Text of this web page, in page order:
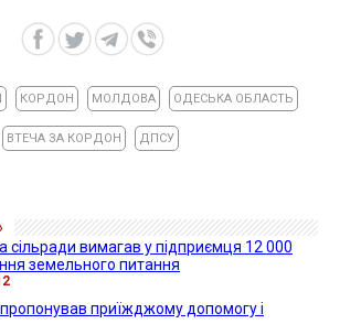
КОРДОН МОЛДОВА ОДЕСЬКА ОБЛАСТЬ
ВТЕЧА ЗА КОРДОН ДПСУ
сільради вимагав у підприємця 12 000
земельного питання
приїжджому допомогу і